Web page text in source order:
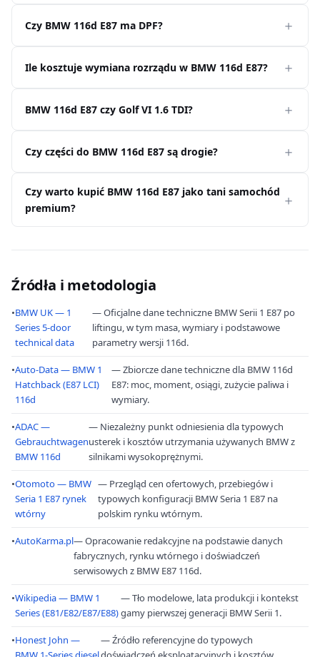
Czy BMW 116d E87 ma DPF?
Ile kosztuje wymiana rozrządu w BMW 116d E87?
BMW 116d E87 czy Golf VI 1.6 TDI?
Czy części do BMW 116d E87 są drogie?
Czy warto kupić BMW 116d E87 jako tani samochód
premium?
Źródła i metodologia
•BMW UK — 1
Series 5-door
technical data
— Oficjalne dane techniczne BMW Serii 1 E87 po
liftingu, w tym masa, wymiary i podstawowe
parametry wersji 116d.
•Auto-Data — BMW 1
Hatchback (E87 LCI)
116d
— Zbiorcze dane techniczne dla BMW 116d
E87: moc, moment, osiągi, zużycie paliwa i
wymiary.
•ADAC —
Gebrauchtwagen
BMW 116d
— Niezależny punkt odniesienia dla typowych
usterek i kosztów utrzymania używanych BMW z
silnikami wysokoprężnymi.
•Otomoto — BMW
Seria 1 E87 rynek
wtórny
— Przegląd cen ofertowych, przebiegów i
typowych konfiguracji BMW Seria 1 E87 na
polskim rynku wtórnym.
•AutoKarma.pl— Opracowanie redakcyjne na podstawie danych
fabrycznych, rynku wtórnego i doświadczeń
serwisowych z BMW E87 116d.
•Wikipedia — BMW 1
Series (E81/E82/E87/E88)
— Tło modelowe, lata produkcji i kontekst
gamy pierwszej generacji BMW Serii 1.
•Honest John —
— Źródło referencyjne do typowych